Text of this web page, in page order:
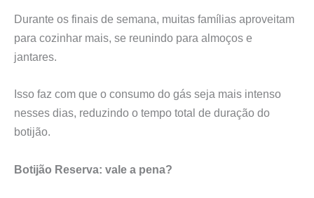
Durante os finais de semana, muitas famílias aproveitam
para cozinhar mais, se reunindo para almoços e
jantares.
Isso faz com que o consumo do gás seja mais intenso
nesses dias, reduzindo o tempo total de duração do
botijão.
Botijão Reserva: vale a pena?